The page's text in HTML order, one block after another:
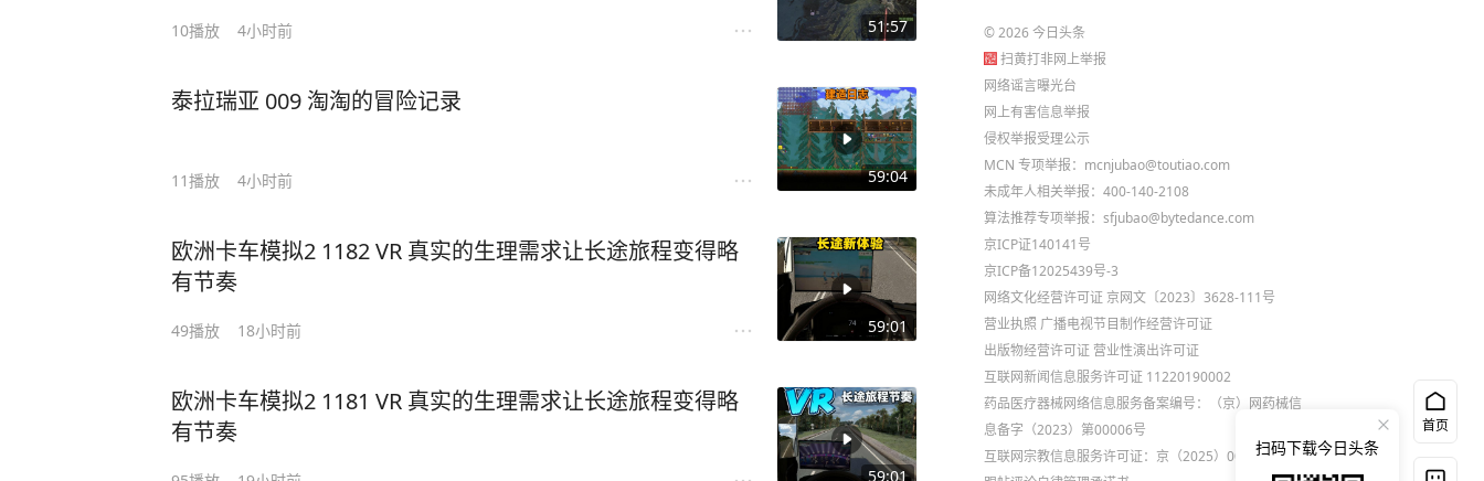
51:57
10播放 4小时前
59:04
泰拉瑞亚 009 淘淘的冒险记录
11播放 4小时前
59:01
欧洲卡车模拟2 1182 VR 真实的生理需求让长途旅程变得略
有节奏
49播放 18小时前
59:01
欧洲卡车模拟2 1181 VR 真实的生理需求让长途旅程变得略
有节奏
©2026今日头条
扫黄打非网上举报
网络谣言曝光台
网上有害信息举报
侵权举报受理公示
MCN 专项举报：mcnjubao@toutiao.com
未成年人相关举报：400-140-2108
算法推荐专项举报：sfjubao@bytedance.com
京ICP证140141号
京ICP备12025439号-3
网络文化经营许可证 京网文〔2023〕3628-111号
营业执照 广播电视节目制作经营许可证
出版物经营许可证 营业性演出许可证
互联网新闻信息服务许可证 11220190002
药品医疗器械网络信息服务备案编号：（京）网药械信
息备字（2023）第00006号
互联网宗教信息服务许可证：京（2025）0000021
首页
扫码下载今日头条